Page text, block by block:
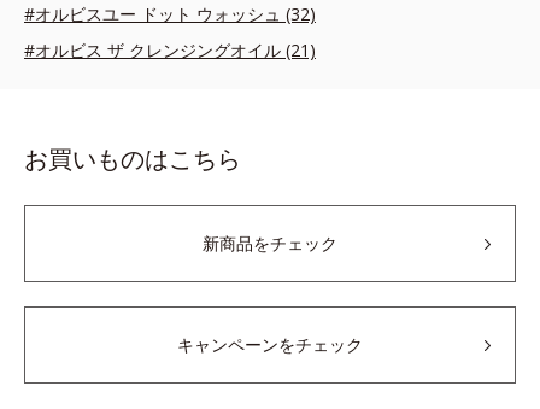
#オルビスユー ドット ウォッシュ (32)
#オルビス ザ クレンジングオイル (21)
お買いものはこちら
新商品をチェック
キャンペーンをチェック